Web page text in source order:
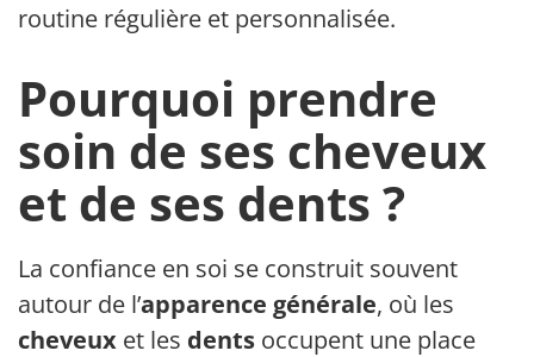
routine régulière et personnalisée.
Pourquoi prendre
soin de ses cheveux
et de ses dents ?
La confiance en soi se construit souvent
autour de l’apparence générale, où les
cheveux et les dents occupent une place